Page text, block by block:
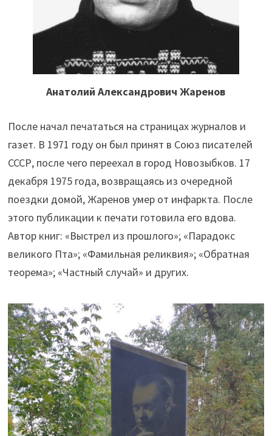
Анатолий Александрович Жаренов
После начал печататься на страницах журналов и
газет. В 1971 году он был принят в Союз писателей
СССР, после чего переехал в город Новозыбков. 17
декабря 1975 года, возвращаясь из очередной
поездки домой, Жаренов умер от инфаркта. После
этого публикации к печати готовила его вдова.
Автор книг: «Выстрел из прошлого»; «Парадокс
великого Пта»; «Фамильная реликвия»; «Обратная
теорема»; «Частный случай» и других.